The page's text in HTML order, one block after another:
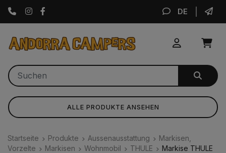
Instagram DE
ALLE PRODUKTE ANSEHEN
Startseite Produkte Aussenausstattung
Markisen,
Vorzelte
Markisen Wohnmobil THULE
Markise THULE